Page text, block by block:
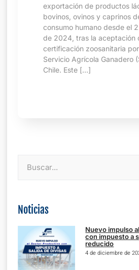
exportación de productos
bovinos, ovinos y caprinos
consumo humano desde el
de 2024, tras la aceptación
certificación zoosanitaria
Servicio Agrícola Ganadero
Chile. Este […]
Noticias
Nuevo impulso
con impuesto a
reducido
4 de diciembre de